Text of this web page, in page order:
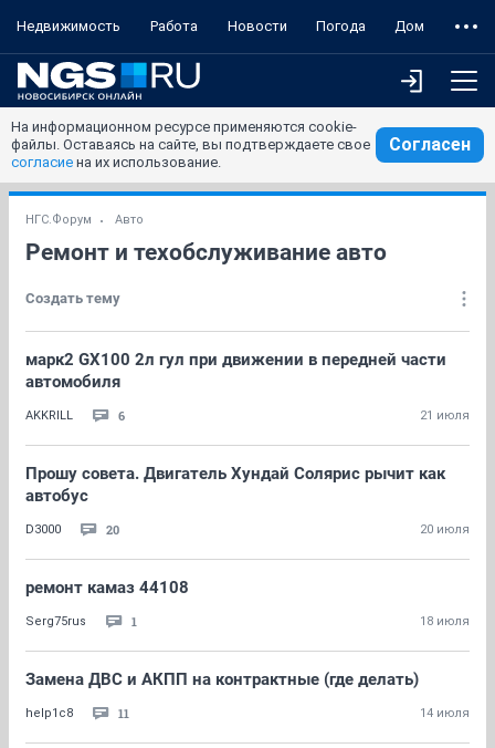
Недвижимость Работа Новости Погода Дом
На информационном ресурсе применяются cookie-
файлы. Оставаясь на сайте, вы подтверждаете свое
согласие на их использование.
Согласен
НГС.Форум Авто
Ремонт и техобслуживание авто
Создать тему
марк2 GX100 2л гул при движении в передней части
автомобиля
AKKRILL 6 21 июля
Прошу совета. Двигатель Хундай Солярис рычит как
автобус
D3000 20 20 июля
ремонт камаз 44108
Serg75rus 1 18 июля
Замена ДВС и АКПП на контрактные (где делать)
help1c8 11 14 июля